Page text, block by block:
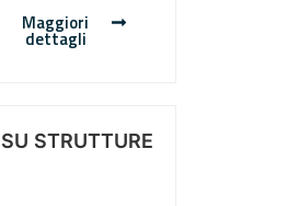
Maggiori
dettagli
STRUTTURE